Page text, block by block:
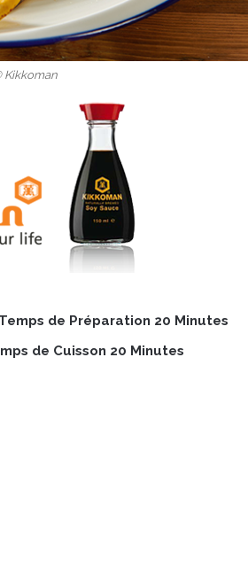
Kikkoman
de Préparation 20 Minutes
de Cuisson 20 Minutes